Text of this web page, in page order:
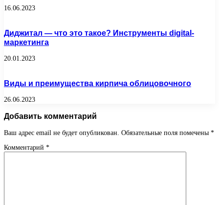
16.06.2023
Диджитал — что это такое? Инструменты digital-
маркетинга
20.01.2023
Виды и преимущества кирпича облицовочного
26.06.2023
Добавить комментарий
Ваш адрес email не будет опубликован. Обязательные поля помечены *
Комментарий *